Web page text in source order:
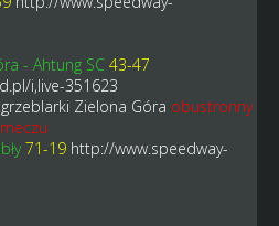
- Ahtung SC 43-47
i,live-351623
Zielona Góra obustronny
71-19 http://www.speedway-